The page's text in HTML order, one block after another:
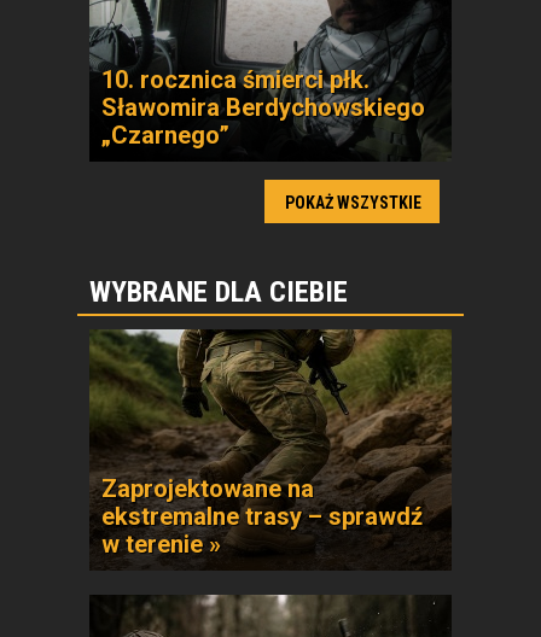
10. rocznica śmierci płk.
Sławomira Berdychowskiego
„Czarnego”
POKAŻ WSZYSTKIE
WYBRANE DLA CIEBIE
Zaprojektowane na
ekstremalne trasy – sprawdź
w terenie »